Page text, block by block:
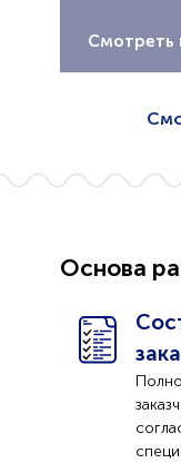
Смотреть
Основа